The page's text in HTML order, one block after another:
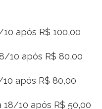
após R$ 100,00
10 após R$ 80,00
após R$ 80,00
18/10 após R$ 50,00